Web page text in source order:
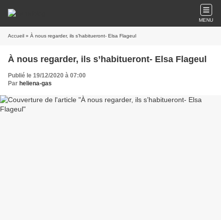
MENU
Accueil » À nous regarder, ils s’habitueront- Elsa Flageul
À nous regarder, ils s’habitueront- Elsa Flageul
Publié le 19/12/2020 à 07:00
Par heliena-gas